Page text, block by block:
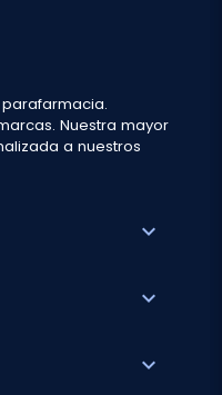
Nuestra mayor
a nuestros
expand_more
expand_more
expand_more